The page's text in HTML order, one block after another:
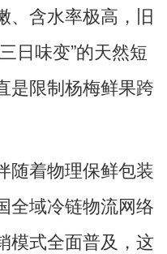
含水率极高，旧
日味变”的天然短
是限制杨梅鲜果跨
着物理保鲜包装
全域冷链物流网络
模式全面普及，这